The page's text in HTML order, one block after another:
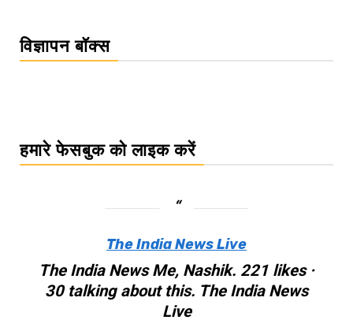
विज्ञापन बॉक्स
हमारे फेसबुक को लाइक करें
The India News Live
The India News Me, Nashik. 221 likes ·
30 talking about this. The India News
Live